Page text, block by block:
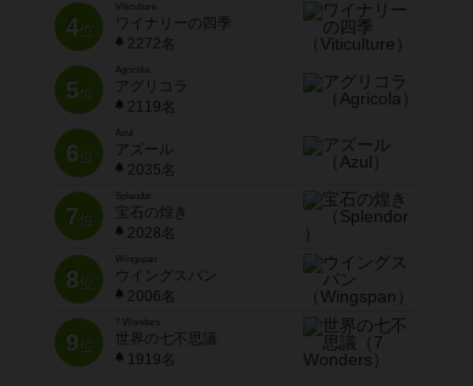
4位
Viticulture
ワイナリーの四季
2272名
5位
Agricola
アグリコラ
2119名
6位
Azul
アズール
2035名
7位
宝石の煌き
2028名
8位
Wingspan
ウイングスパン
2006名
9位
7 Wonders
世界の七不思議
1919名